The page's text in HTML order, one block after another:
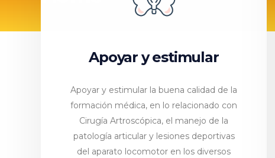
Apoyar y estimular
Apoyar y estimular la buena calidad de la
formación médica, en lo relacionado con
Cirugía Artroscópica, el manejo de la
patología articular y lesiones deportivas
del aparato locomotor en los diversos